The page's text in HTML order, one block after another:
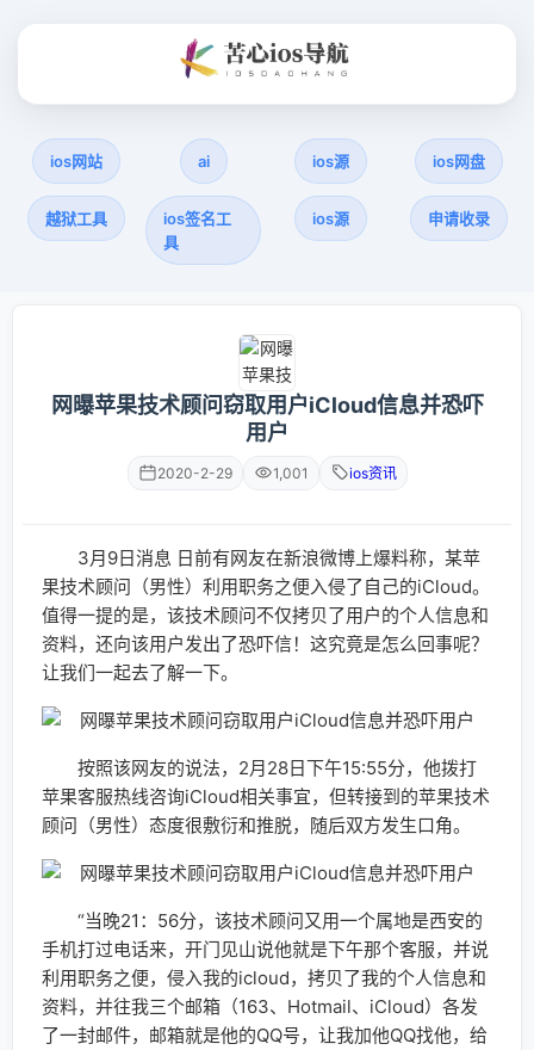
ios网站 ai ios源 ios网盘
越狱工具
ios签名工
具
ios源 申请收录
网曝苹果技术顾问窃取用户iCloud信息并恐吓
用户
2020-2-29 1,001 ios资讯
3月9日消息 日前有网友在新浪微博上爆料称，某苹
果技术顾问（男性）利用职务之便入侵了自己的iCloud。
值得一提的是，该技术顾问不仅拷贝了用户的个人信息和
资料，还向该用户发出了恐吓信！这究竟是怎么回事呢？
让我们一起去了解一下。
按照该网友的说法，2月28日下午15:55分，他拨打
苹果客服热线咨询iCloud相关事宜，但转接到的苹果技术
顾问（男性）态度很敷衍和推脱，随后双方发生口角。
“当晚21：56分，该技术顾问又用一个属地是西安的
手机打过电话来，开门见山说他就是下午那个客服，并说
利用职务之便，侵入我的icloud，拷贝了我的个人信息和
资料，并往我三个邮箱（163、Hotmail、iCloud）各发
了一封邮件，邮箱就是他的QQ号，让我加他QQ找他，给